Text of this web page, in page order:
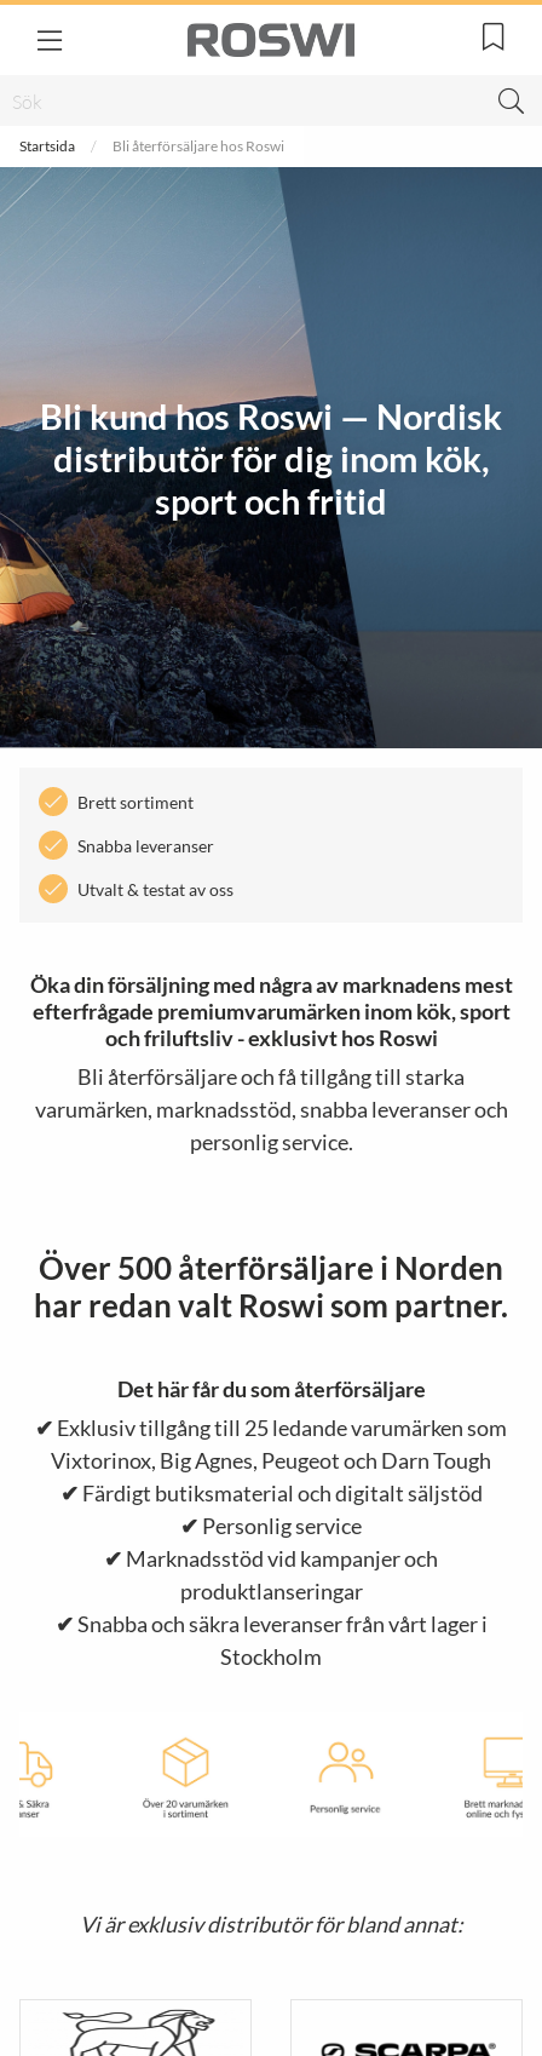
Startsida Bli återförsäljare hos Roswi
Bli kund hos Roswi — Nordisk
distributör för dig inom kök,
sport och fritid
Brett sortiment
Snabba leveranser
Utvalt & testat av oss
Öka din försäljning med några av marknadens mest
efterfrågade premiumvarumärken inom kök, sport
och friluftsliv - exklusivt hos Roswi
Bli återförsäljare och få tillgång till starka
varumärken, marknadsstöd, snabba leveranser och
personlig service.
Över 500 återförsäljare i Norden
har redan valt Roswi som partner.
Det här får du som återförsäljare
✔ Exklusiv tillgång till 25 ledande varumärken som
Vixtorinox, Big Agnes, Peugeot och Darn Tough
✔ Färdigt butiksmaterial och digitalt säljstöd
✔ Personlig service
✔ Marknadsstöd vid kampanjer och
produktlanseringar
✔Snabba och säkra leveranser från vårt lager i
Stockholm
Vi är exklusiv distributör för bland annat: